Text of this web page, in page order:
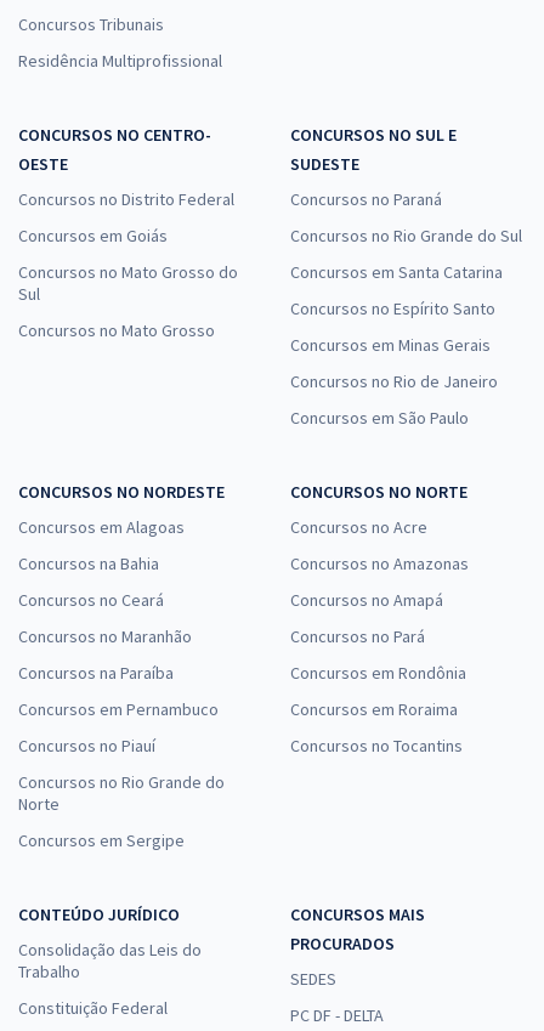
Concursos Tribunais
Residência Multiprofissional
CONCURSOS NO CENTRO-
OESTE
Concursos no Distrito Federal
Concursos em Goiás
Concursos no Mato Grosso do
Sul
Concursos no Mato Grosso
CONCURSOS NO SUL E
SUDESTE
Concursos no Paraná
Concursos no Rio Grande do Sul
Concursos em Santa Catarina
Concursos no Espírito Santo
Concursos em Minas Gerais
Concursos no Rio de Janeiro
Concursos em São Paulo
CONCURSOS NO NORDESTE
Concursos em Alagoas
Concursos na Bahia
Concursos no Ceará
Concursos no Maranhão
Concursos na Paraíba
Concursos em Pernambuco
Concursos no Piauí
Concursos no Rio Grande do
Norte
Concursos em Sergipe
CONCURSOS NO NORTE
Concursos no Acre
Concursos no Amazonas
Concursos no Amapá
Concursos no Pará
Concursos em Rondônia
Concursos em Roraima
Concursos no Tocantins
CONTEÚDO JURÍDICO
Consolidação das Leis do
Trabalho
Constituição Federal
CONCURSOS MAIS
PROCURADOS
SEDES
PC DF - DELTA